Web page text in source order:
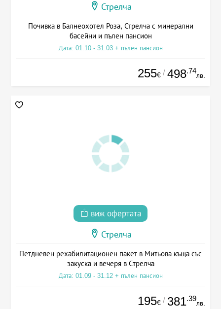
Стрелча
Почивка в Балнеохотел Роза, Стрелча с минерални
басейни и пълен пансион
Дата: 01.10 - 31.03 + пълен пансион
255€ / 498.74
лв.
виж офертата
Стрелча
Петдневен рехабилитационен пакет в Митьова къща със
закуска и вечеря в Стрелча
Дата: 01.09 - 31.12 + пълен пансион
195€ / 381.39
лв.